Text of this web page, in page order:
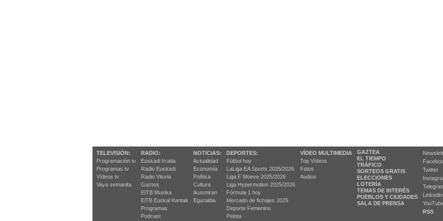
TELEVISIÓN:
Programación tv
Programas tv
Vídeos tv
Vaya semanita
RADIO:
Euskadi Irratia
Radio Euskadi
Radio Vitoria
Gaztea
EITB Musika
EiTB Euskal Kantak
Programas
Podcast
NOTICIAS:
Actualidad
Economía
Política
Cultura
Ikusmiran
Eguraldia
DEPORTES:
Fútbol hoy
LaLiga EA Sports 2025/2026
Liga F Moeve 2025/2026
Liga Hypermotion 2025/2026
Fórmula 1 hoy
Mercado de fichajes 2025
Deporte Femenino
Pelota
VÍDEO MULTIMEDIA
Top Vídeos
Fotos
Audios
GAZTEA
EL TIEMPO
TRÁFICO
SORTEOS GRATIS
ELECCIONES
LOTERÍA
TEMAS DE INTERÉS
PUEBLOS Y CIUDADES
SALA DE PRENSA
Twitter
Linkedin
RSS